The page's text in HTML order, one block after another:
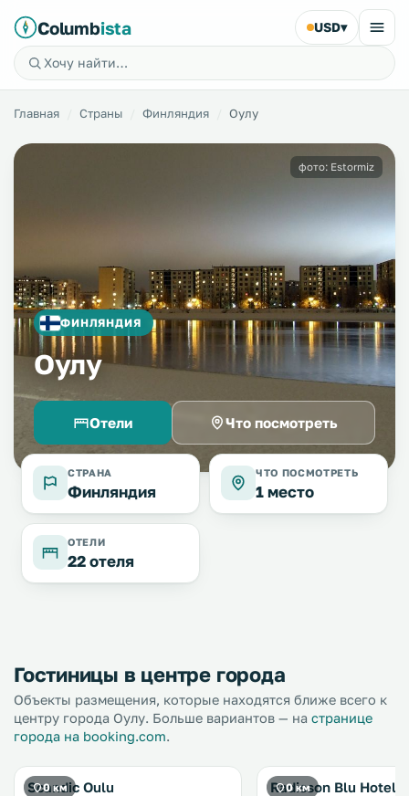
Columbista USD▾
Главная Страны Финляндия Оулу
ФИНЛЯНДИЯ
Оулу
Отели Что посмотреть
фото: Estormiz
СТРАНА
Финляндия
ЧТО ПОСМОТРЕТЬ
1 место
ОТЕЛИ
22 отеля
Гостиницы в центре города
Объекты размещения, которые находятся ближе всего к
центру города Оулу. Больше вариантов — на странице
города на booking.com.
0 км
Scandic Oulu 0 км
Radisson Blu Hotel,